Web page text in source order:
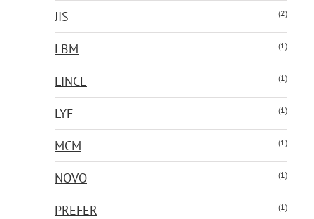
JIS (2)
LBM (1)
LINCE (1)
LYF (1)
MCM (1)
NOVO (1)
PREFER (1)